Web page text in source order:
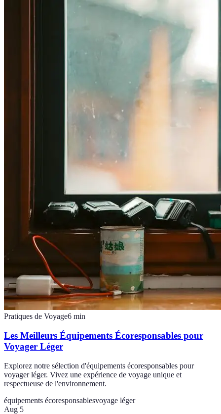
Pratiques de Voyage6 min
Les Meilleurs Équipements Écoresponsables pour
Voyager Léger
Explorez notre sélection d'équipements écoresponsables pour
voyager léger. Vivez une expérience de voyage unique et
respectueuse de l'environnement.
équipements écoresponsablesvoyage léger
Aug 5